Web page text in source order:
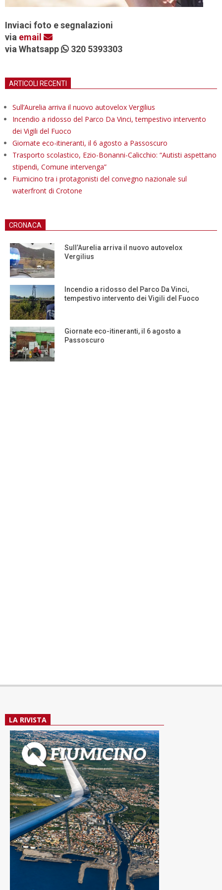
Inviaci foto e segnalazioni
via email
via Whatsapp
320 5393303
ARTICOLI RECENTI
Sull’Aurelia arriva il nuovo autovelox Vergilius
Incendio a ridosso del Parco Da Vinci, tempestivo intervento
dei Vigili del Fuoco
Giornate eco-itineranti, il 6 agosto a Passoscuro
Trasporto scolastico, Ezio-Bonanni-Calicchio: “Autisti aspettano
stipendi, Comune intervenga”
Fiumicino tra i protagonisti del convegno nazionale sul
waterfront di Crotone
CRONACA
Sull’Aurelia arriva il nuovo autovelox
Vergilius
Incendio a ridosso del Parco Da Vinci,
tempestivo intervento dei Vigili del Fuoco
Giornate eco-itineranti, il 6 agosto a
Passoscuro
LA RIVISTA